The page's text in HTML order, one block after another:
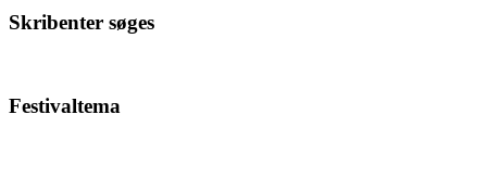
Skribenter søges
Festivaltema